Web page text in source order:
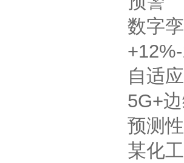
数字
自适
5G+
预测
某化